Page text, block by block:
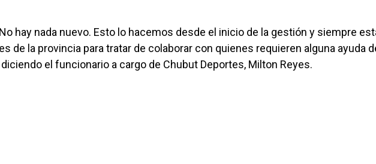
hay nada nuevo. Esto lo hacemos desde el inicio de la gestión y siempre
de la provincia para tratar de colaborar con quienes requieren alguna ayuda
el funcionario a cargo de Chubut Deportes, Milton Reyes.